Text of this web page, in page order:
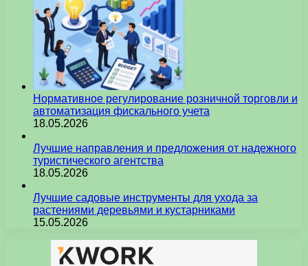
Нормативное регулирование розничной торговли и
автоматизация фискального учета
18.05.2026
Лучшие направления и предложения от надежного
туристического агентства
18.05.2026
Лучшие садовые инструменты для ухода за
растениями деревьями и кустарниками
15.05.2026